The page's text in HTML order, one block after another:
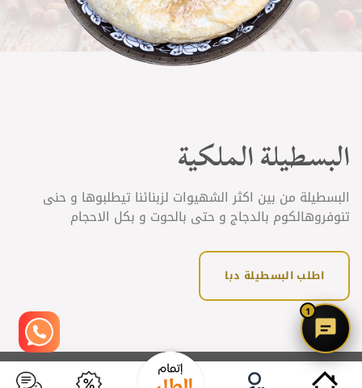
البسطيلة الملكية
البسطيلة من بين اكثر الشهيوات لزبنائنا تيطلبوها و حنى
تنوفروهالكوم بالدجاج و حتى بالحوت و بكل الاحجام
اطلب البسطيلة دبا
1